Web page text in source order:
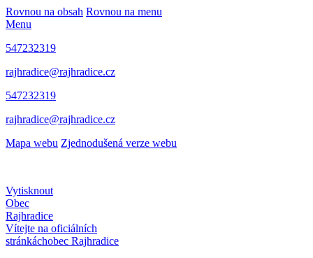
Rovnou na obsah Rovnou na menu
Menu
547232319
rajhradice@rajhradice.cz
547232319
rajhradice@rajhradice.cz
Mapa webu Zjednodušená verze webu
Vytisknout
Obec
Rajhradice
Vítejte na oficiálních
stránkáchobec Rajhradice